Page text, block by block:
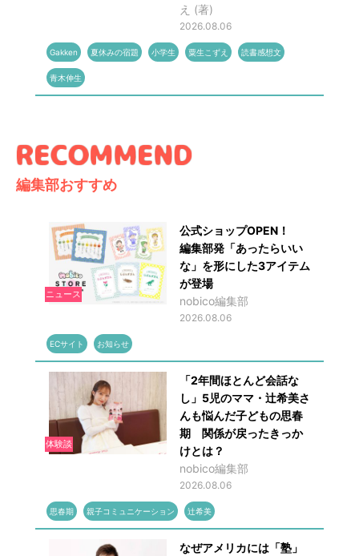
え (著)
2026.08.06
Gakken 夏休みの宿題 小学生 粟生こずえ 読書感想文
青木伸生
編集部おすすめ
ニュース
公式ショップOPEN！
編集部発「あったらいい
な」を形にした3アイテム
が登場
nobico編集部
2026.08.06
ECサイト お知らせ
体験談
「2年間ほとんど会話な
し」5児のママ・辻希美さ
んも悩んだ子どもの思春
期 関係が戻ったきっか
けとは？
nobico編集部
2026.08.06
思春期 親子コミュニケーション 辻希美
なぜアメリカには「塾」